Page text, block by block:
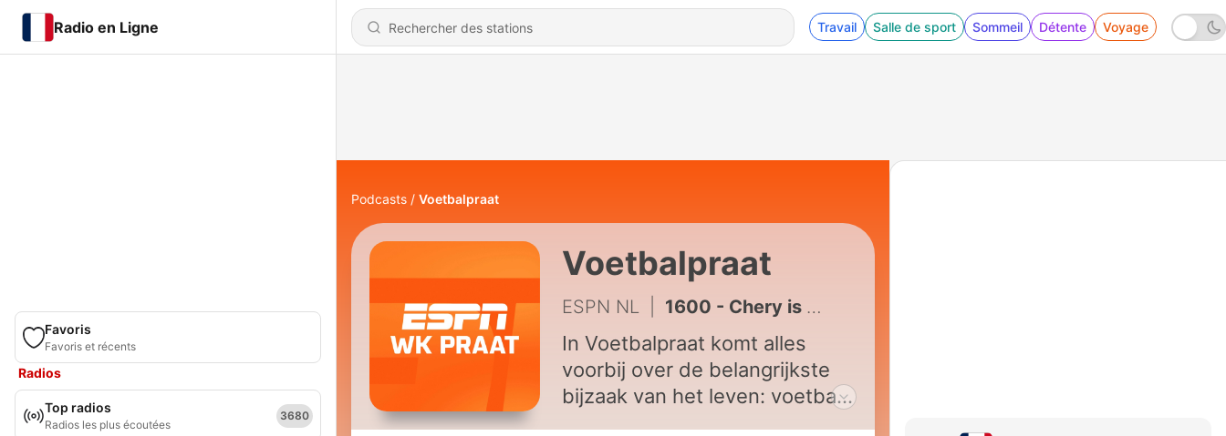
Radio en Ligne Travail Salle de sport Sommeil Détente Voyage
Favoris
Favoris et récents
Radios
Top radios
Radios les plus écoutées
3680
Podcasts Voetbalpraat
Voetbalpraat
ESPN NL 1600 - Chery is een zekerheidje en zorgen om Telstar-spelers | S02E05
In Voetbalpraat komt alles
voorbij over de belangrijkste
bijzaak van het leven: voetbal.